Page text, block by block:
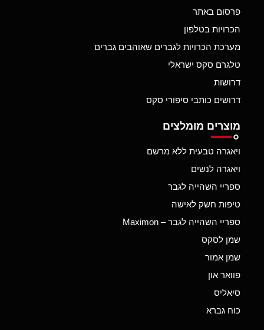
פרסום באתר
הכרויות בטלפון
מערכת הכרויות לגברים שאוהבים גברים
טלגרם סקס ישראלי
דרושות
דרושים כותבי סיפורי סקס
מוצרים מומלצים
ויאגרה טבעית ללא מרשם
ויאגרה לנשים
ספריי השהייה לגבר
טיפות חשק לאישה
ספריי השהייה לגבר – Maximon
שמן לסקס
שמן אמור
פוואר און
סיאליס
כוח גברא